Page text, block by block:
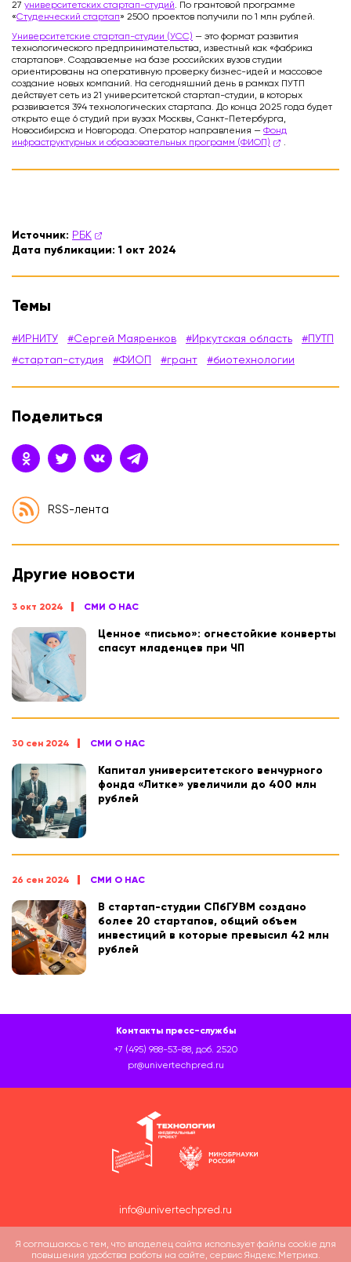
Источник: РБК
Дата публикации: 1 окт 2024
Темы
#ИРНИТУ #Сергей Маяренков #Иркутская область
#ПУТП
#стартап-студия
#ФИОП #грант #биотехнологии
Поделиться
RSS-лента
Другие новости
3 окт 2024 СМИ О НАС
Ценное «письмо»: огнестойкие конверты
спасут младенцев при ЧП
30 сен 2024 СМИ О НАС
Капитал университетского венчурного
фонда «Литке» увеличили до 400 млн
рублей
26 сен 2024 СМИ О НАС
В стартап-студии СПбГУВМ создано
более 20 стартапов, общий объем
инвестиций в которые превысил 42 млн
рублей
27 университетских стартап-студий. По грантовой программе
«Студенческий стартап» 2500 проектов получили по 1 млн рублей.
Университетские стартап-студии (УСС) — это формат развития
технологического предпринимательства, известный как «фабрика
стартапов». Создаваемые на базе российских вузов студии
ориентированы на оперативную проверку бизнес-идей и массовое
создание новых компаний. На сегодняшний день в рамках ПУТП
действует сеть из 21 университетской стартап-студии, в которых
развивается 394 технологических стартапа. До конца 2025 года будет
открыто еще 6 студий при вузах Москвы, Санкт-Петербурга,
Новосибирска и Новгорода. Оператор направления — Фонд
инфраструктурных и образовательных программ (ФИОП)
.
Контакты пресс-службы
+7 (495) 988-53-88, доб. 2520
pr@univertechpred.ru
info@univertechpred.ru
Я соглашаюсь с тем, что владелец сайта использует файлы cookie для
повышения удобства работы на сайте, сервис Яндекс.Метрика.